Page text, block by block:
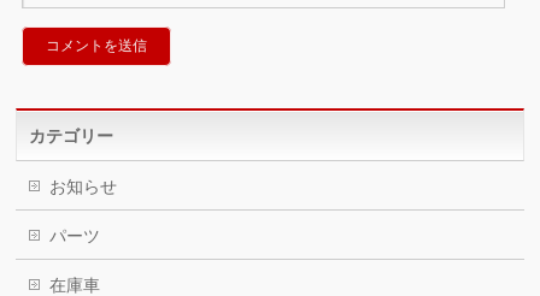
カテゴリー
お知らせ
パーツ
在庫車